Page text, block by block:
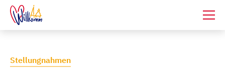
Stellungnahmen